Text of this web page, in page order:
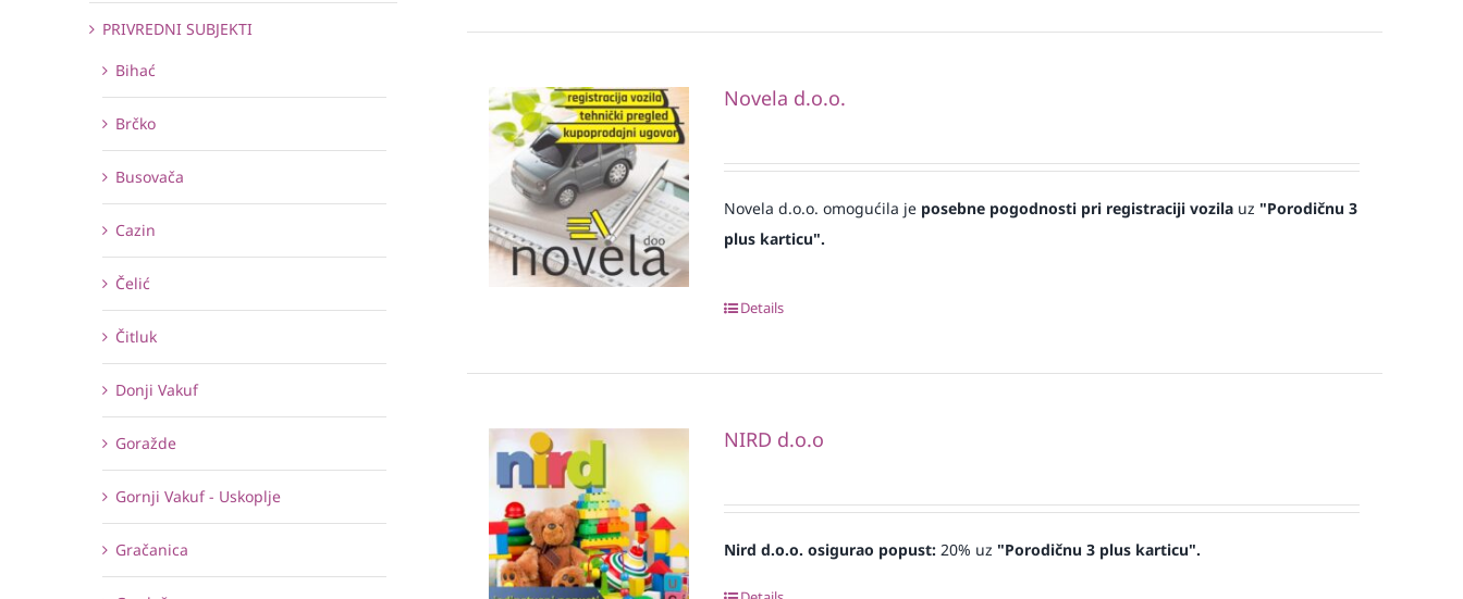
Novela d.o.o.
Novela d.o.o. omogućila je posebne pogodnosti pri registraciji vozila uz "Porodičnu 3
plus karticu".
Details
NIRD d.o.o
Nird d.o.o. osigurao popust:20% uz "Porodičnu 3 plus karticu".
PRIVREDNI SUBJEKTI
Bihać
Brčko
Busovača
Cazin
Čelić
Čitluk
Donji Vakuf
Goražde
Gornji Vakuf - Uskoplje
Gračanica